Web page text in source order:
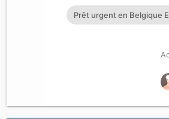
Prêt urgent en Belgique